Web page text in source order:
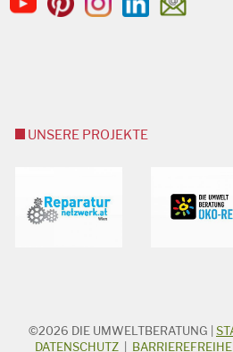
UNSERE PROJEKTE
STICHWORTSUCHE
©2026 DIE UMWELTBERATUNG
DATENSCHUTZ